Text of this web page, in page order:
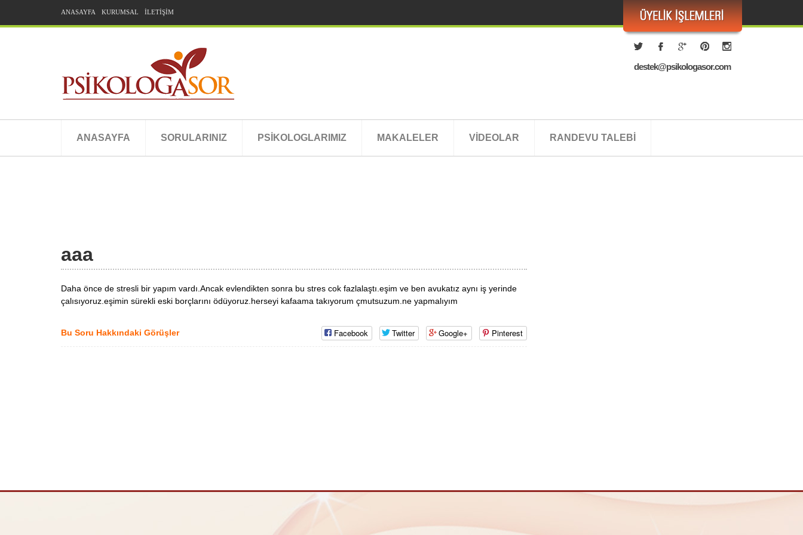
ANASAYFA KURUMSAL İLETİŞİM
destek@psikologasor.com
ANASAYFA SORULARINIZ PSİKOLOGLARIMIZ MAKALELER VİDEOLAR RANDEVU TALEBİ
aaa
Daha önce de stresli bir yapım vardı.Ancak evlendikten sonra bu stres cok fazlalaştı.eşim ve ben avukatız aynı iş yerinde
çalısıyoruz.eşimin sürekli eski borçlarını ödüyoruz.herseyi kafaama takıyorum çmutsuzum.ne yapmalıyım
Bu Soru Hakkındaki Görüşler Facebook Twitter Google+ Pinterest